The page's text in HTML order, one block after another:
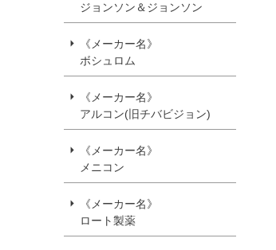
ジョンソン＆ジョンソン
《メーカー名》
ボシュロム
《メーカー名》
アルコン(旧チバビジョン)
《メーカー名》
メニコン
《メーカー名》
ロート製薬